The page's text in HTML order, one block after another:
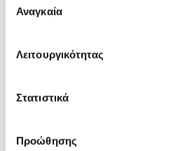
συγκατάθεσης
Αναγκαία
Λειτουργικότητας
Στατιστικά
Προώθησης
Κάτι μας λέει πως τα